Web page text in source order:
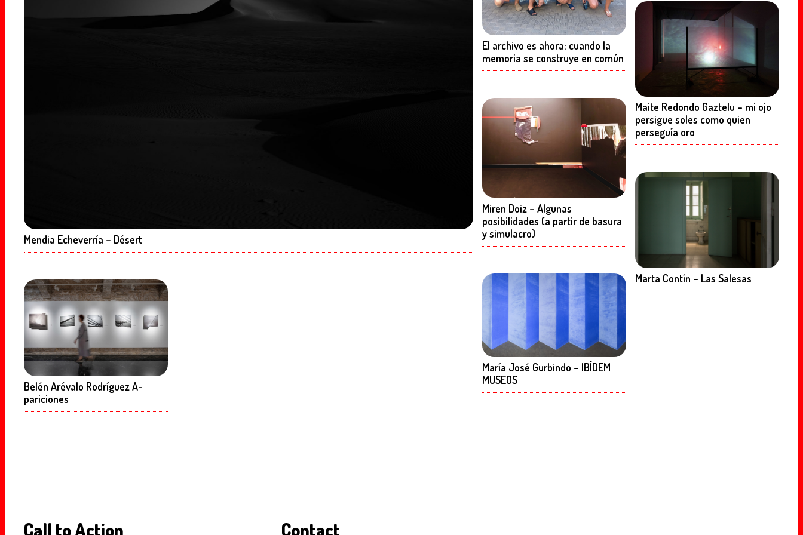
Mendia Echeverría – Désert
El archivo es ahora: cuando la
memoria se construye en común
Maite Redondo Gaztelu – mi ojo
persigue soles como quien
perseguía oro
Miren Doiz – Algunas
posibilidades (a partir de basura
y simulacro)
Marta Contín – Las Salesas
María José Gurbindo – IBÍDEM
MUSEOS
Belén Arévalo Rodríguez A-
pariciones
Call to Action Contact